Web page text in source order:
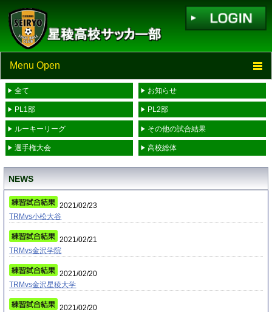
Menu Open
TOP
ニュース
スケジュール
全て お知らせ
PL1部 PL2部
ルーキーリーグ その他の試合結果
選手権大会 高校総体
NEWS
2021/02/23
TRMvs小松大谷
2021/02/21
TRMvs金沢学院
2021/02/20
TRMvs金沢星稜大学
2021/02/20